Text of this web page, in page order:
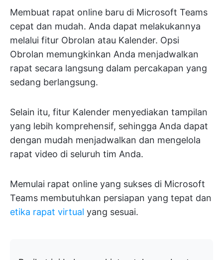
Membuat rapat online baru di Microsoft Teams
cepat dan mudah. Anda dapat melakukannya
melalui fitur Obrolan atau Kalender. Opsi
Obrolan memungkinkan Anda menjadwalkan
rapat secara langsung dalam percakapan yang
sedang berlangsung.
Selain itu, fitur Kalender menyediakan tampilan
yang lebih komprehensif, sehingga Anda dapat
dengan mudah menjadwalkan dan mengelola
rapat video di seluruh tim Anda.
Memulai rapat online yang sukses di Microsoft
Teams membutuhkan persiapan yang tepat dan
etika rapat virtual yang sesuai.